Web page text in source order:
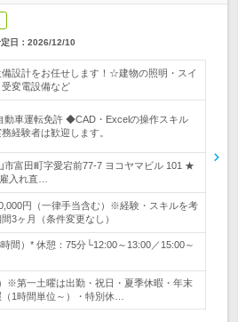
日： 2026/12/10
設計をお任せします！☆建物の照明・スイ
変電設備など
車運転免許 ◆CAD・Excelの操作スキル
経験者は歓迎します。
市富田町字愛宕前77-7 ヨコヤマビル 101 ★
入れ直…
円（一律手当含む）※経験・スキルを考
3ヶ月（条件変更なし）
間）* 休憩：75分└12:00～13:00／15:00～
※第一土曜は出勤・祝日・夏季休暇・年末
1時間単位～）・特別休…